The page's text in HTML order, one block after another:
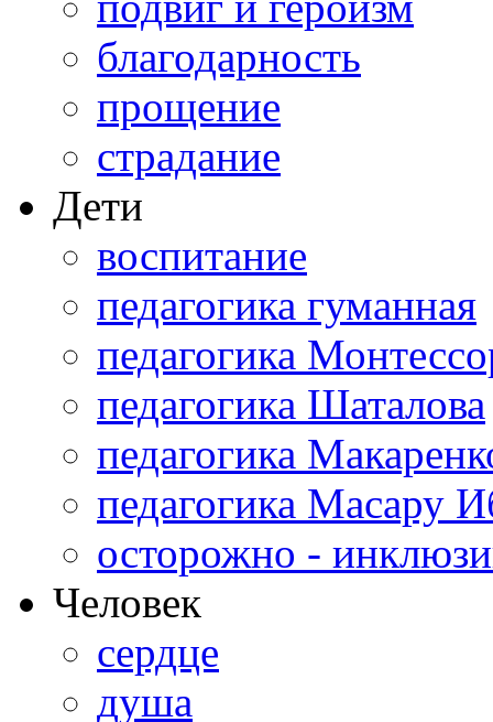
благодарность
прощение
страдание
Дети
воспитание
педагогика гуманная
педагогика
педагогика Шаталова
педагогика
педагогика Масару
осторожно -
Человек
сердце
душа